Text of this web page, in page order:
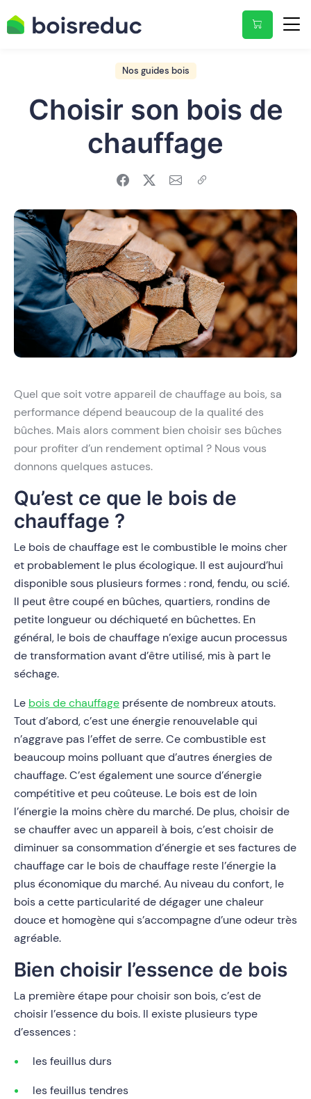
Nos guides bois
Choisir son bois de
chauffage
Quel que soit votre appareil de chauffage au bois, sa
performance dépend beaucoup de la qualité des
bûches. Mais alors comment bien choisir ses bûches
pour profiter d’un rendement optimal ? Nous vous
donnons quelques astuces.
Qu’est ce que le bois de
chauffage ?
Le bois de chauffage est le combustible le moins cher
et probablement le plus écologique. Il est aujourd’hui
disponible sous plusieurs formes : rond, fendu, ou scié.
Il peut être coupé en bûches, quartiers, rondins de
petite longueur ou déchiqueté en bûchettes. En
général, le bois de chauffage n’exige aucun processus
de transformation avant d’être utilisé, mis à part le
séchage.
Le bois de chauffage présente de nombreux atouts.
Tout d’abord, c’est une énergie renouvelable qui
n’aggrave pas l’effet de serre. Ce combustible est
beaucoup moins polluant que d’autres énergies de
chauffage. C’est également une source d’énergie
compétitive et peu coûteuse. Le bois est de loin
l’énergie la moins chère du marché. De plus, choisir de
se chauffer avec un appareil à bois, c’est choisir de
diminuer sa consommation d’énergie et ses factures de
chauffage car le bois de chauffage reste l’énergie la
plus économique du marché. Au niveau du confort, le
bois a cette particularité de dégager une chaleur
douce et homogène qui s’accompagne d’une odeur très
agréable.
Bien choisir l’essence de bois
La première étape pour choisir son bois, c’est de
choisir l’essence du bois. Il existe plusieurs type
d’essences :
les feuillus durs
les feuillus tendres